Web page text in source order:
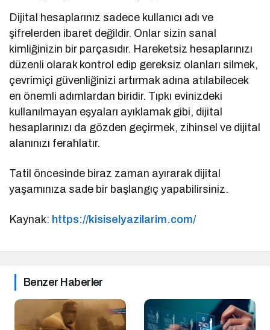
Dijital hesaplarınız sadece kullanıcı adı ve
şifrelerden ibaret değildir. Onlar sizin sanal
kimliğinizin bir parçasıdır. Hareketsiz hesaplarınızı
düzenli olarak kontrol edip gereksiz olanları silmek,
çevrimiçi güvenliğinizi artırmak adına atılabilecek
en önemli adımlardan biridir. Tıpkı evinizdeki
kullanılmayan eşyaları ayıklamak gibi, dijital
hesaplarınızı da gözden geçirmek, zihinsel ve dijital
alanınızı ferahlatır.
Tatil öncesinde biraz zaman ayırarak dijital
yaşamınıza sade bir başlangıç yapabilirsiniz.
Kaynak: https://kisiselyazilarim.com/
Benzer Haberler